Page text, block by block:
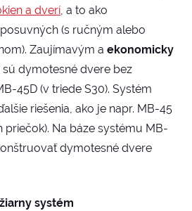
a dverí , a to ako
(s ručným alebo
Zaujímavým a ekonomicky
sú dymotesné dvere bez
45D (v triede S30). Systém
riešenia, ako je napr. MB-45
priečok). Na báze systému MB-
dymotesné dvere
systém